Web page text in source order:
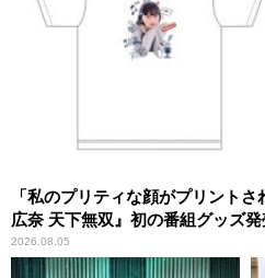
「私のプリティな顔がプリント
広奈 天下無双』初の番組グッズ発
2026.08.05